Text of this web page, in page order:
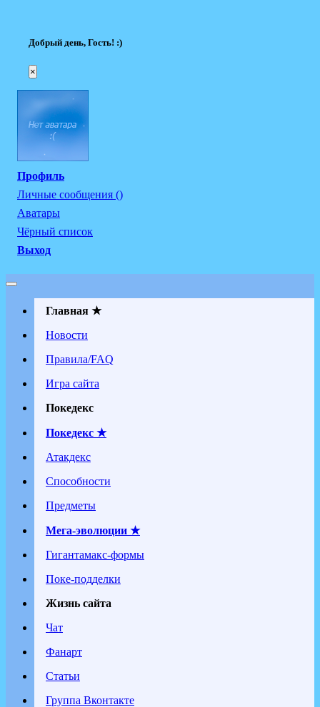
Добрый день, Гость! :)
×
Профиль
Личные сообщения ()
Аватары
Чёрный список
Выход
Главная ★
Новости
Правила/FAQ
Игра сайта
Покедекс
Покедекс ★
Атакдекс
Способности
Предметы
Мега-эволюции ★
Гигантамакс-формы
Поке-подделки
Жизнь сайта
Чат
Фанарт
Статьи
Группа Вконтакте